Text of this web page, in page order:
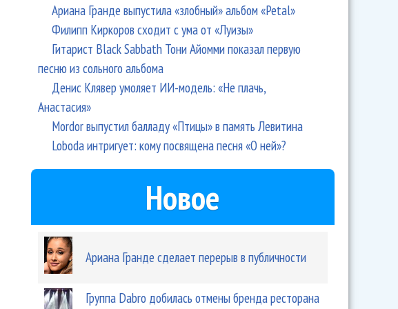
Ариана Гранде выпустила «злобный» альбом «Petal»
Филипп Киркоров сходит с ума от «Луизы»
Гитарист Black Sabbath Тони Айомми показал первую
песню из сольного альбома
Денис Клявер умоляет ИИ-модель: «Не плачь,
Анастасия»
Mordor выпустил балладу «Птицы» в память Левитина
Loboda интригует: кому посвящена песня «О ней»?
Новое
Ариана Гранде сделает перерыв в публичности
Группа Dabro добилась отмены бренда ресторана